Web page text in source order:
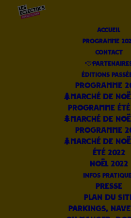
Accueil
Programme
Contact
éditions
Programme
Marché de
Programme été
Marché de
Programme
Marché de
été 2022
Noël 2022
infos
Presse
Plan du
Parkings,
Salut